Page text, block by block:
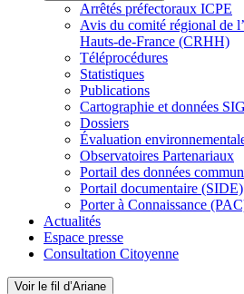
Arrêtés préfectoraux ICPE
Avis du comité régional de
Hauts-de-France (CRHH)
Téléprocédures
Statistiques
Publications
Cartographie et données SIG
Dossiers
Évaluation
Observatoires Partenariaux
Portail des données
Portail documentaire (SIDE)
Porter à Connaissance
Actualités
Espace presse
Consultation Citoyenne
Voir le fil d’Ariane